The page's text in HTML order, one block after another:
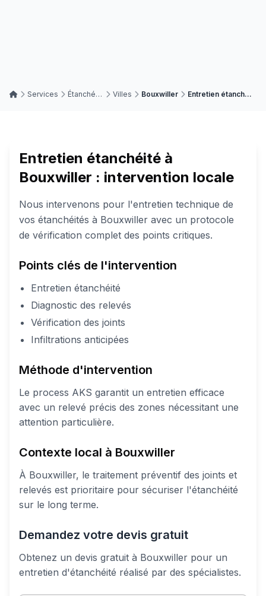
Services Étanchéité Villes Bouxwiller Entretien étanchéité
Entretien étanchéité à
Bouxwiller : intervention locale
Nous intervenons pour l'entretien technique de
vos étanchéités à Bouxwiller avec un protocole
de vérification complet des points critiques.
Points clés de l'intervention
Entretien étanchéité
Diagnostic des relevés
Vérification des joints
Infiltrations anticipées
Méthode d'intervention
Le process AKS garantit un entretien efficace
avec un relevé précis des zones nécessitant une
attention particulière.
Contexte local à Bouxwiller
À Bouxwiller, le traitement préventif des joints et
relevés est prioritaire pour sécuriser l'étanchéité
sur le long terme.
Demandez votre devis gratuit
Obtenez un devis gratuit à Bouxwiller pour un
entretien d'étanchéité réalisé par des spécialistes.